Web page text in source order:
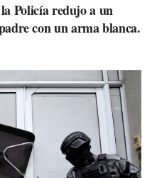
Policía redujo a un
con un arma blanca.